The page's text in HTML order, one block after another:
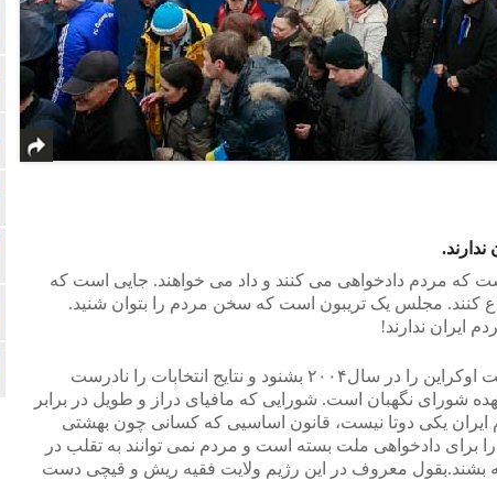
که مردم دادخواهی می کنند و داد می خواهند. جایی است که
کنند. مجلس یک تریبون است که سخن مردم را بتوان شنید.
ایران ندارند!
پارلمان اوکراین توانست ندای ملت اوکراین را در سال۲۰۰۴ بشنود و نتایج انتخابات را نادرست
شورای نگهبان است. شورایی که مافیای دراز و طویل در برابر
یکی دوتا نیست، قانون اساسیی که کسانی چون بهشتی
را برای دادخواهی ملت بسته است و مردم نمی توانند به تقلب در
بشند.بقول معروف در این رژیم ولایت فقیه ریش و قیچی دست